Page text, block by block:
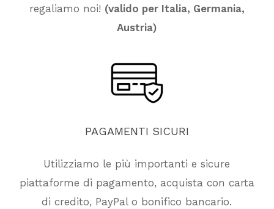
Nessun prodotto nel carrello.
regaliamo noi! (valido per Italia, Germania,
Austria)
PAGAMENTI SICURI
Utilizziamo le più importanti e sicure
piattaforme di pagamento, acquista con carta
di credito, PayPal o bonifico bancario.